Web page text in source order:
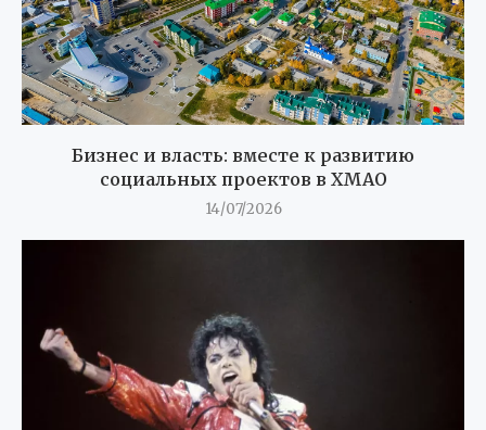
Бизнес и власть: вместе к развитию
социальных проектов в ХМАО
14/07/2026